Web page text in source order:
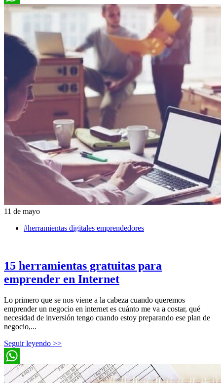
WhatsApp
11 de mayo
#herramientas digitales emprendedores
15 herramientas gratuitas para
emprender en Internet
Lo primero que se nos viene a la cabeza cuando queremos
emprender un negocio en internet es cuánto me va a costar, qué
necesidad de inversión tengo cuando estoy preparando ese plan de
negocio,...
Seguir leyendo >>
WhatsApp